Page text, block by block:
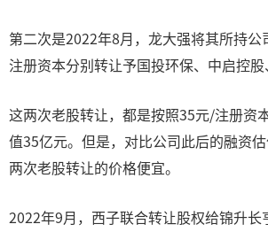
第二次是2022年8月，龙大强将其所持
注册资本分别转让予国投环保、中启控股
这两次老股转让，都是按照35元/注册资
值35亿元。但是，对比公司此后的融资
两次老股转让的价格便宜。
2022年9月，西子联合转让股权给锦升长